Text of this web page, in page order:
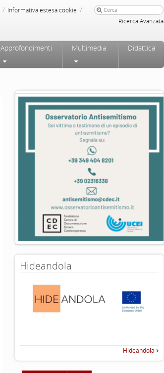
/ Informativa estesa cookie /
Ricerca Avanzata
Approfondimenti Multimedia Didattica
Hideandola
Hideandola